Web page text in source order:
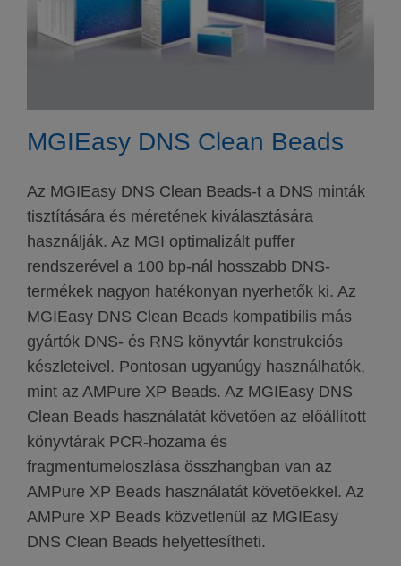
MGIEasy DNS Clean Beads
Az MGIEasy DNS Clean Beads-t a DNS minták
tisztítására és méretének kiválasztására
használják. Az MGI optimalizált puffer
rendszerével a 100 bp-nál hosszabb DNS-
termékek nagyon hatékonyan nyerhetők ki. Az
MGIEasy DNS Clean Beads kompatibilis más
gyártók DNS- és RNS könyvtár konstrukciós
készleteivel. Pontosan ugyanúgy használhatók,
mint az AMPure XP Beads. Az MGIEasy DNS
Clean Beads használatát követően az előállított
könyvtárak PCR-hozama és
fragmentumeloszlása összhangban van az
AMPure XP Beads használatát követõekkel. Az
AMPure XP Beads közvetlenül az MGIEasy
DNS Clean Beads helyettesítheti.